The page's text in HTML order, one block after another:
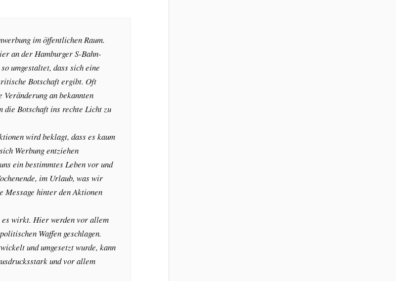
im öffentlichen Raum.
an der Hamburger S-Bahn-
umgestaltet, dass sich eine
Botschaft ergibt. Oft
an bekannten
die Botschaft ins rechte Licht zu
wird beklagt, dass es kaum
Werbung entziehen
ein bestimmtes Leben vor und
im Urlaub, was wir
Message hinter den Aktionen
es wirkt. Hier werden vor allem
Waffen geschlagen.
und umgesetzt wurde, kann
und vor allem